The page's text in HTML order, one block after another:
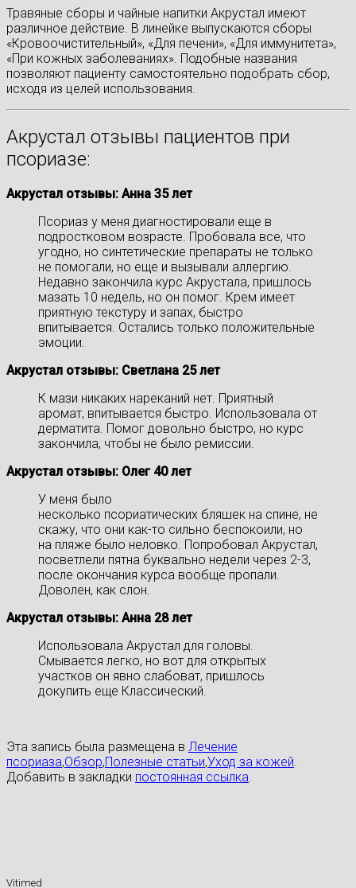
Травяные сборы и чайные напитки Акрустал имеют
различное действие. В линейке выпускаются сборы
«Кровоочистительный», «Для печени», «Для иммунитета»,
«При кожных заболеваниях». Подобные названия
позволяют пациенту самостоятельно подобрать сбор,
исходя из целей использования.
Акрустал отзывы пациентов при
псориазе:
Акрустал отзывы: Анна 35 лет
Псориаз у меня диагностировали еще в
подростковом возрасте. Пробовала все, что
угодно, но синтетические препараты не только
не помогали, но еще и вызывали аллергию.
Недавно закончила курс Акрустала, пришлось
мазать 10 недель, но он помог. Крем имеет
приятную текстуру и запах, быстро
впитывается. Остались только положительные
эмоции.
Акрустал отзывы: Светлана 25 лет
К мази никаких нареканий нет. Приятный
аромат, впитывается быстро. Использовала от
дерматита. Помог довольно быстро, но курс
закончила, чтобы не было ремиссии.
Акрустал отзывы: Олег 40 лет
У меня было
несколько псориатических бляшек на спине, не
скажу, что они как-то сильно беспокоили, но
на пляже было неловко. Попробовал Акрустал,
посветлели пятна буквально недели через 2-3,
после окончания курса вообще пропали.
Доволен, как слон.
Акрустал отзывы: Анна 28 лет
Использовала Акрустал для головы.
Смывается легко, но вот для открытых
участков он явно слабоват, пришлось
докупить еще Классический.
Эта запись была размещена в Лечение
псориаза,Обзор,Полезные статьи,Уход за кожей.
Добавить в закладки постоянная ссылка.
Vitimed